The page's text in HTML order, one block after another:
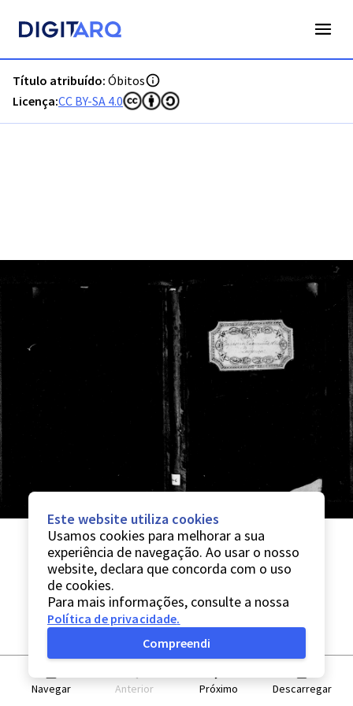
Título atribuído: Óbitos
Licença:CC BY-SA 4.0
Navegar Anterior Próximo Descarregar
Este website utiliza cookies
Usamos cookies para melhorar a sua
experiência de navegação. Ao usar o nosso
website, declara que concorda com o uso
de cookies.
Para mais informações, consulte a nossa
Política de privacidade.
Compreendi